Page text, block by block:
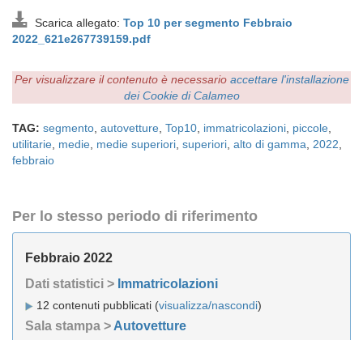
Scarica allegato: Top 10 per segmento Febbraio
2022_621e267739159.pdf
Per visualizzare il contenuto è necessario accettare l'installazione
dei Cookie di Calameo
TAG: segmento autovetture Top10 immatricolazioni piccole
utilitarie medie medie superiori superiori alto di gamma 2022
febbraio
Per lo stesso periodo di riferimento
Febbraio 2022
Dati statistici > Immatricolazioni
12 contenuti pubblicati (visualizza/nascondi)
Sala stampa > Autovetture